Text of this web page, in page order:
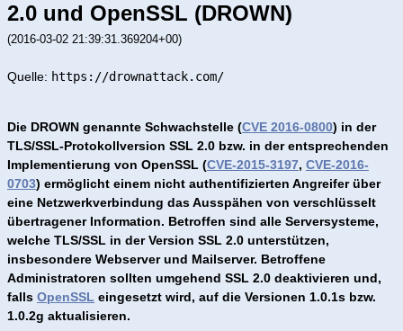
2.0 und OpenSSL (DROWN)
(2016-03-02 21:39:31.369204+00)
Quelle: https://drownattack.com/
Die DROWN genannte Schwachstelle (CVE 2016-0800) in der
TLS/SSL-Protokollversion SSL 2.0 bzw. in der entsprechenden
Implementierung von OpenSSL (CVE-2015-3197, CVE-2016-
0703) ermöglicht einem nicht authentifizierten Angreifer über
eine Netzwerkverbindung das Ausspähen von verschlüsselt
übertragener Information. Betroffen sind alle Serversysteme,
welche TLS/SSL in der Version SSL 2.0 unterstützen,
insbesondere Webserver und Mailserver. Betroffene
Administratoren sollten umgehend SSL 2.0 deaktivieren und,
falls OpenSSL eingesetzt wird, auf die Versionen 1.0.1s bzw.
1.0.2g aktualisieren.